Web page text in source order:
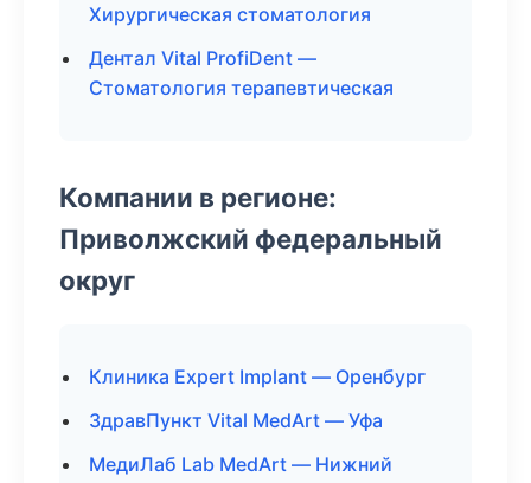
Хирургическая стоматология
Дентал Vital ProfiDent —
Стоматология терапевтическая
Компании в регионе:
Приволжский федеральный
округ
Клиника Expert Implant — Оренбург
ЗдравПункт Vital MedArt — Уфа
МедиЛаб Lab MedArt — Нижний